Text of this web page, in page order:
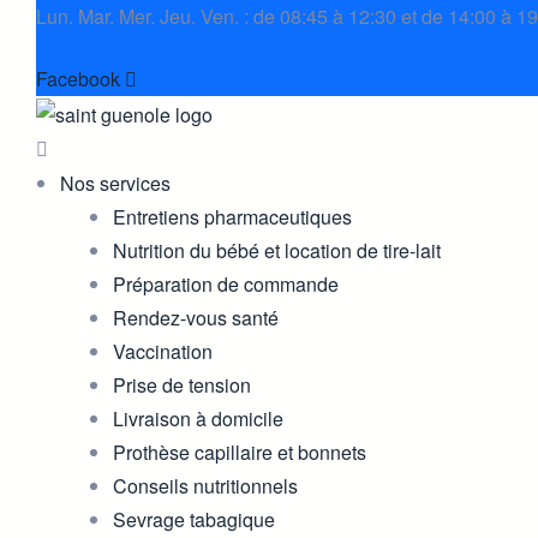
Lun. Mar. Mer. Jeu. Ven. : de 08:45 à 12:30 et de 14:00 à
Facebook
Nos services
Entretiens pharmaceutiques
Nutrition du bébé et location de tire-lait
Préparation de commande
Rendez-vous santé
Vaccination
Prise de tension
Livraison à domicile
Prothèse capillaire et bonnets
Conseils nutritionnels
Sevrage tabagique